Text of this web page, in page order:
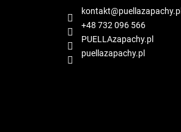
kontakt@puellazapachy.pl
+48 732 096 566
PUELLAzapachy.pl
puellazapachy.pl